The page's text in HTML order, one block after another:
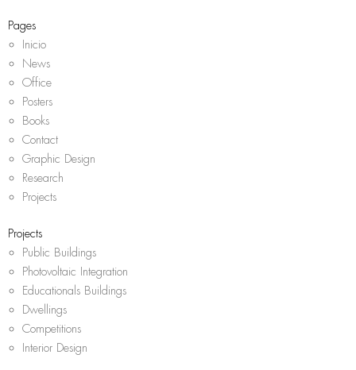
Pages
Inicio
News
Office
Posters
Books
Contact
Graphic Design
Research
Projects
Projects
Public Buildings
Photovoltaic Integration
Educationals Buildings
Dwellings
Competitions
Interior Design